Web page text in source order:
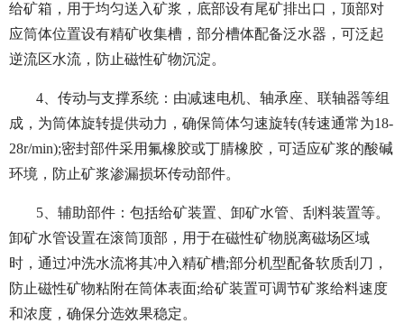
给矿箱，用于均匀送入矿浆，底部设有尾矿排出口，顶部对
应筒体位置设有精矿收集槽，部分槽体配备泛水器，可泛起
逆流区水流，防止磁性矿物沉淀。
4、传动与支撑系统：由减速电机、轴承座、联轴器等组
成，为筒体旋转提供动力，确保筒体匀速旋转(转速通常为18-
28r/min);密封部件采用氟橡胶或丁腈橡胶，可适应矿浆的酸碱
环境，防止矿浆渗漏损坏传动部件。
5、辅助部件：包括给矿装置、卸矿水管、刮料装置等。
卸矿水管设置在滚筒顶部，用于在磁性矿物脱离磁场区域
时，通过冲洗水流将其冲入精矿槽;部分机型配备软质刮刀，
防止磁性矿物粘附在筒体表面;给矿装置可调节矿浆给料速度
和浓度，确保分选效果稳定。